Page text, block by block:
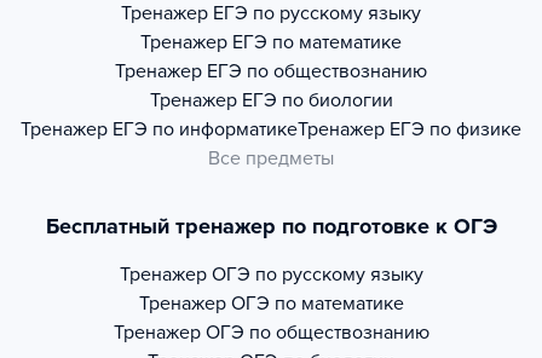
Тренажер ЕГЭ по русскому языку
Тренажер ЕГЭ по математике
Тренажер ЕГЭ по обществознанию
Тренажер ЕГЭ по биологии
Тренажер ЕГЭ по информатикеТренажер ЕГЭ по физике
Все предметы
Бесплатный тренажер по подготовке к ОГЭ
Тренажер ОГЭ по русскому языку
Тренажер ОГЭ по математике
Тренажер ОГЭ по обществознанию